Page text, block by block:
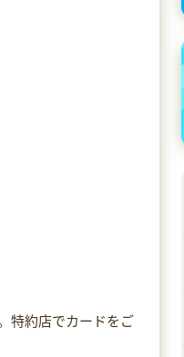
特約店でカードをご